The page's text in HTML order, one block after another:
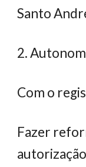
Santo
2.
Com o
Fazer